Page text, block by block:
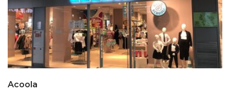
Acoola